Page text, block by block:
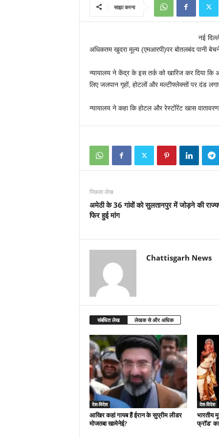
साझा करना
नई
अधिकतम खुदरा मूल्य (एमआरपी)पर बोतलबंद पानी
न्‍यायालय ने केंद्र के इस तर्क को खारिज कर दिया
लिए जलपान गृहों, होटलों और मल्टीफ्लेक्सों पर दंड
न्यायालय ने कहा कि होटल और रेस्टोंरेंट खास
पिछला लेख
अमेठी के 36 गांवों को सुलतानपुर में जोड़ने की
फिर हुई मांग
Chattisgarh News
संबंधित लेख लेखक से और अधिक
देश-विदेश
आखिर कहां गायब हैं ईरान के सुप्रीम लीडर
मोजतबा खामेनेई?
देश-विदेश
भारतीय
फ्रॉड’